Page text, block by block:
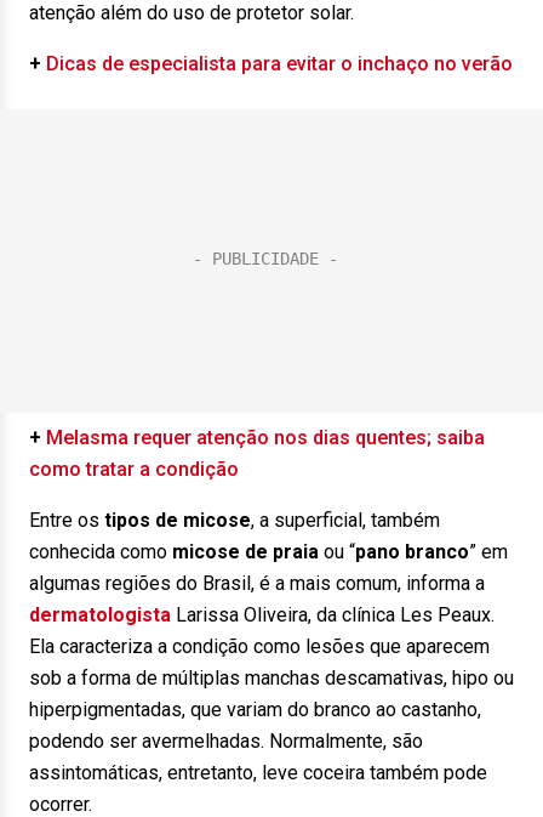
atenção além do uso de protetor solar.
+ Dicas de especialista para evitar o inchaço no verão
+ Melasma requer atenção nos dias quentes; saiba
como tratar a condição
Entre os tipos de micose, a superficial, também
conhecida como micose de praia ou “pano branco” em
algumas regiões do Brasil, é a mais comum, informa a
dermatologista Larissa Oliveira, da clínica Les Peaux.
Ela caracteriza a condição como lesões que aparecem
sob a forma de múltiplas manchas descamativas, hipo ou
hiperpigmentadas, que variam do branco ao castanho,
podendo ser avermelhadas. Normalmente, são
assintomáticas, entretanto, leve coceira também pode
ocorrer.